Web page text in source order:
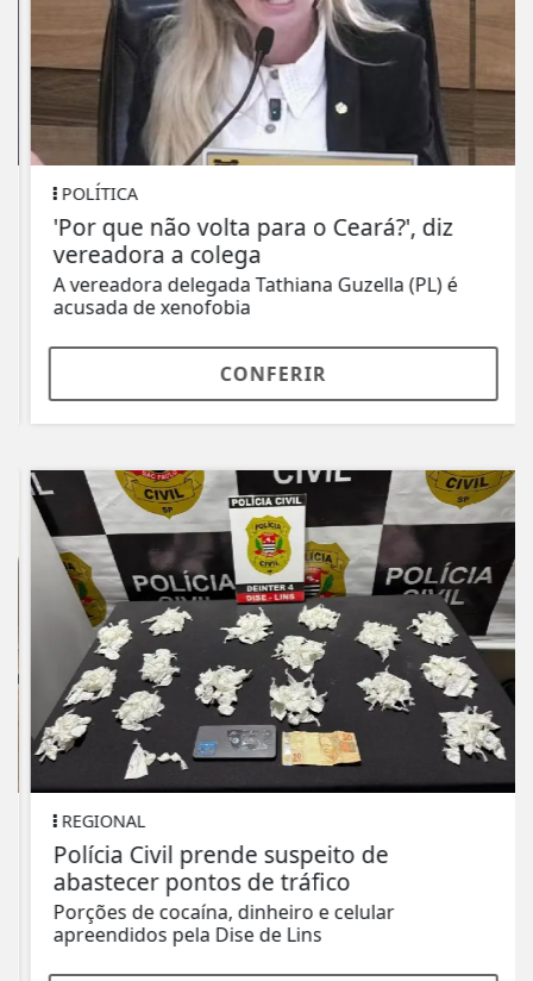
POLÍTICA
'Por que não volta para o Ceará?', diz
vereadora a colega
A vereadora delegada Tathiana Guzella (PL) é
acusada de xenofobia
CONFERIR
REGIONAL
Polícia Civil prende suspeito de
abastecer pontos de tráfico
Porções de cocaína, dinheiro e celular
apreendidos pela Dise de Lins